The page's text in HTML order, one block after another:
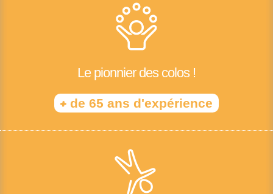
Le pionnier des colos !
+ de 65 ans d'expérience